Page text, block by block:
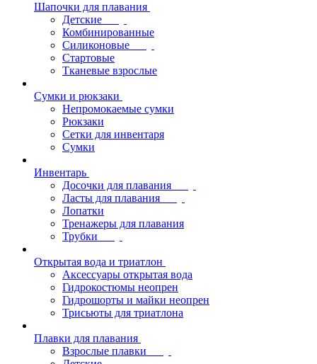
Шапочки для плавания
Детские
Комбинированные
Силиконовые
Стартовые
Тканевые взрослые
Сумки и рюкзаки
Непромокаемые сумки
Рюкзаки
Сетки для инвентаря
Сумки
Инвентарь
Досочки для плавания
Ласты для плавания
Лопатки
Тренажеры для плавания
Трубки
Открытая вода и триатлон
Аксессуары открытая вода
Гидрокостюмы неопрен
Гидрошорты и майки неопрен
Трисьюты для триатлона
Плавки для плавания
Взрослые плавки